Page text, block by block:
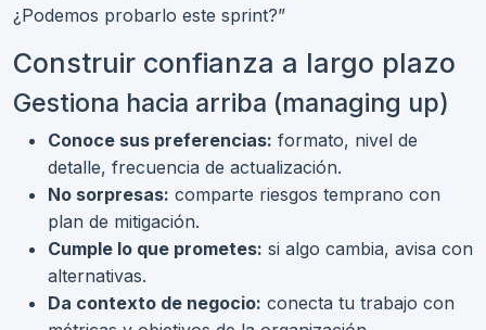
¿Podemos probarlo este sprint?”
Construir confianza a largo plazo
Gestiona hacia arriba (managing up)
Conoce sus preferencias: formato, nivel de
detalle, frecuencia de actualización.
No sorpresas: comparte riesgos temprano con
plan de mitigación.
Cumple lo que prometes: si algo cambia, avisa con
alternativas.
Da contexto de negocio: conecta tu trabajo con